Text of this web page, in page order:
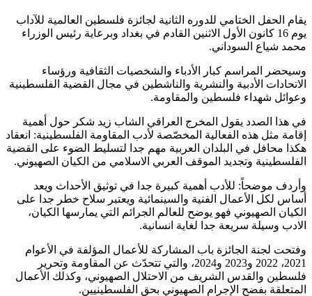
یقام الحفل الختامي للدوره الثانية لجائزة فلسطين العالمية للآداب
يوم 16 كانون الأول الاثنين القادم في بغداد وبرعاية رئيس الوزراء
محمد شياع السوداني.
وسيحضر المراسم كبار الأدباء والشخصيات الثقافية ورؤساء
الاتحادات الأدبية والنشرية والناشطين في مجال القضية الفلسطينية
وعوائل شهداء فلسطين والمقاومة.
في هذا الصدد يقول المخرج العراقي الشاب زيد شكر حول أهمية
إقامة مثل هذه الفعالية المخصّصة لأدب المقاومة الفلسطينية: انعقاد
هكذا محافل في البلدان العربية مهم جدا لتسليط الضوء على القضية
الفلسطينية وتجديد الموقف العربي الاسلامي من الكيان الصهيوني.
وأردف موضحاً: ‏للأدب أهمية كبيرة جدا في توثيق الأحداث ويعد
أساس لكل الأعمال الفنية والسينمائية ويعتبر سلاح خطر جدا على
الكيان الصهيوني فهو يوضح للعالم الجرائم التي يمارسها الكيان،
الادب وسيلة سريعة جدا لغاية انسانية.
وفتحت لجنة الجائزة باب المشاركة للأعمال المؤلفة في الأعوام
2021، 2022 و2023 و2024، والتي تتحدّث عن المقاومة وتحرير
فلسطين والقدس الشریف من الاحتلال الصهيوني، وكذلك الأعمال
المتعلقة بفضح الإجرام الصهيوني بحق الفلسطينيين.